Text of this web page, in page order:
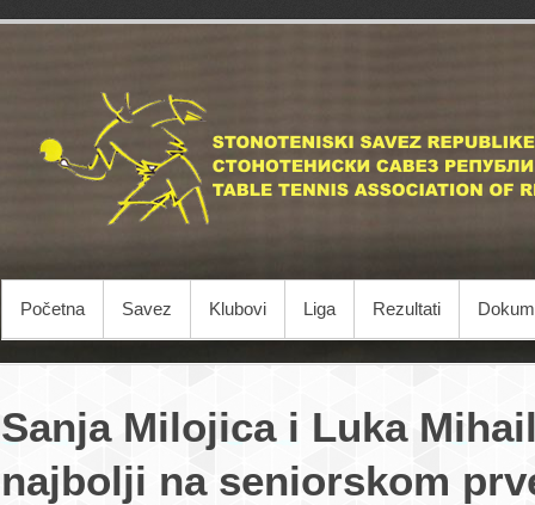
Početna Savez Klubovi Liga Rezultati
Sanja Milojica i Luka
najbolji na seniorskom